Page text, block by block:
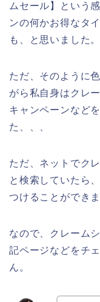
ムセール】という
ンの何かお得なタ
も、と思いました。
ただ、そのように
がら私自身はクレ
キャンペーンなど
た、、、
ただ、ネットでク
と検索していたら
つけることができ
なので、クレーム
記ページなどをチ
ん。